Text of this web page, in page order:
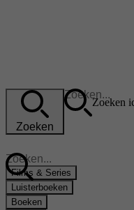
Zoeken
Zoeken
Films & Series
Luisterboeken
Boeken